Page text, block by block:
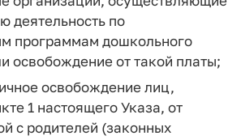
деятельность по
программам дошкольного
освобождение от такой платы;
освобождение лиц,
1 настоящего Указа, от
с родителей (законных